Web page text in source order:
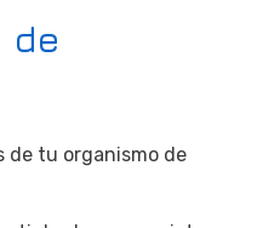
de
de tu organismo de